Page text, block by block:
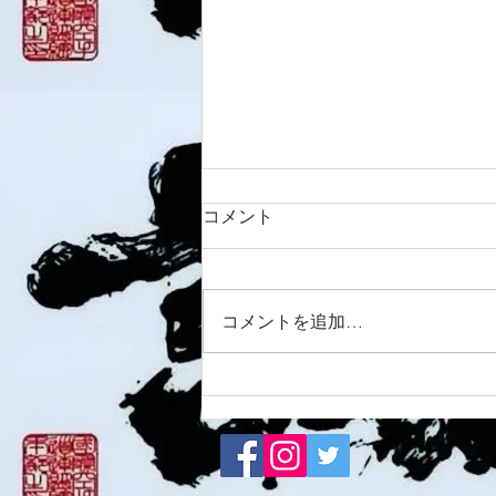
8/7 須磨南道場
コメント
コメントを追加…